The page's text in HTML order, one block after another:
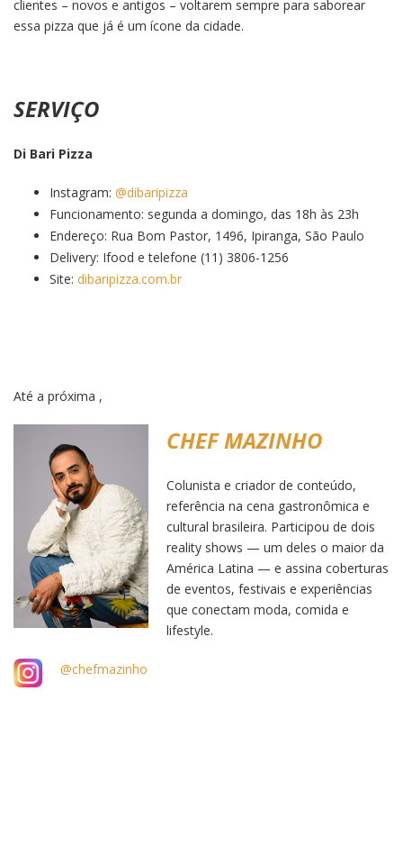
clientes – novos e antigos – voltarem sempre para saborear
essa pizza que já é um ícone da cidade.
SERVIÇO
Di Bari Pizza
Instagram: @dibaripizza
Funcionamento: segunda a domingo, das 18h às 23h
Endereço: Rua Bom Pastor, 1496, Ipiranga, São Paulo
Delivery: Ifood e telefone (11) 3806-1256
Site: dibaripizza.com.br
Até a próxima ,
CHEF MAZINHO
Colunista e criador de conteúdo,
referência na cena gastronômica e
cultural brasileira. Participou de dois
reality shows — um deles o maior da
América Latina — e assina coberturas
de eventos, festivais e experiências
que conectam moda, comida e
lifestyle.
@chefmazinho